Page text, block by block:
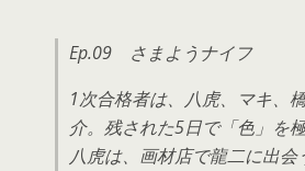
Ep.09 さまようナイフ
1次合格者は、八虎、マキ、
介。残された5日で「色」を
八虎は、画材店で龍二に出会